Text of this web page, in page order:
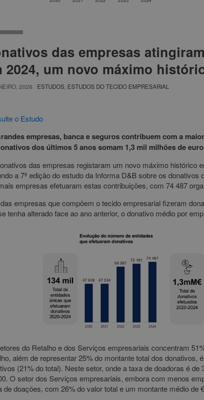
das empresas
2024, um novo máximo
2026 ESTUDOS ESTUDOS DO TECIDO EMPRESARIAL
o Estudo
empresas, banca e seguros contribuem com a
dos últimos 5 anos somam 1,3 mil milhões de
das empresas registaram um novo máximo histórico
a 7ª edição do estudo da Informa D&B sobre os
empresas efetuaram estas contribuições, com 74 487
empresas que compõem o tecido empresarial fizeram
tenha alterado face ao ano anterior, o donativo médio por
do Retalho e dos Serviços empresariais concentram
além de representar 25% do montante total dos
(21% do total). Neste setor, onde a taxa de doadoras é
O setor dos Serviços empresariais, embora com menos
de doações, com 26% do valor total e um montante médio de